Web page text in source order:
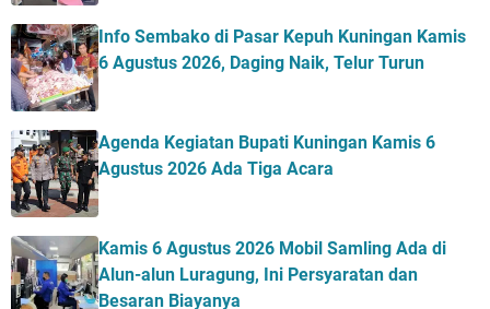
Info Sembako di Pasar Kepuh Kuningan Kamis
6 Agustus 2026, Daging Naik, Telur Turun
Agenda Kegiatan Bupati Kuningan Kamis 6
Agustus 2026 Ada Tiga Acara
Kamis 6 Agustus 2026 Mobil Samling Ada di
Alun-alun Luragung, Ini Persyaratan dan
Besaran Biayanya